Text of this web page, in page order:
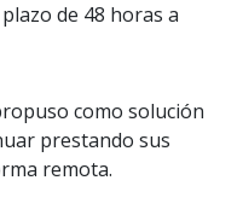
de 48 horas a
como solución
prestando sus
remota.